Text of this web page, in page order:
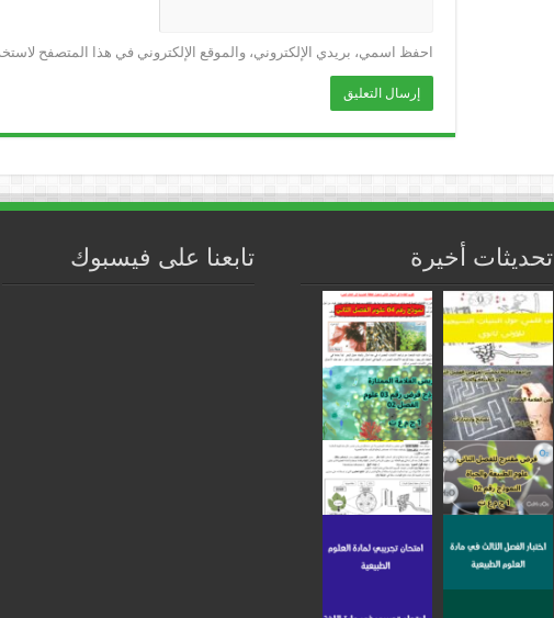
احفظ اسمي، بريدي الإلكتروني، والموقع الإلكتروني في هذا المتصفح
تحديثات أخيرة تابعنا على فيسبوك